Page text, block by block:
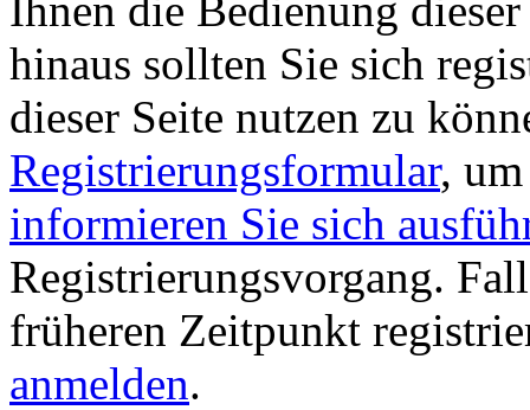
hinaus sollten Sie sich
dieser Seite nutzen zu
Registrierungsformular,
informieren Sie sich
Registrierungsvorgang.
früheren Zeitpunkt
anmelden.